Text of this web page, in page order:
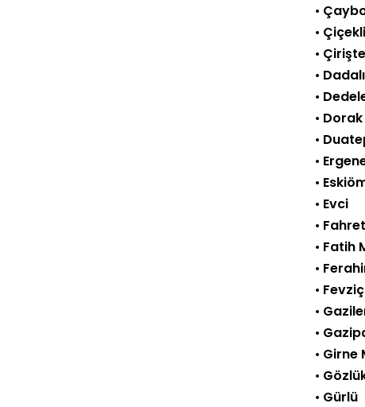
•
• Çiçekli
•
• Dadalı
•
• Dorak
•
•
•
• Evci
•
• Fatih
•
•
•
•
• Girne
•
• Gürlü